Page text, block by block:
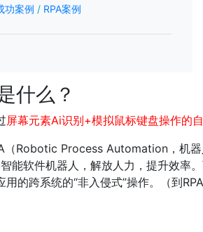
功案例 / RPA案例
什么？
屏幕元素Ai识别+模拟鼠标键盘操作的
（Robotic Process Automation，机
件机器人，解放人力，提升效率。可
用的跨系统的“非入侵式”操作。（到